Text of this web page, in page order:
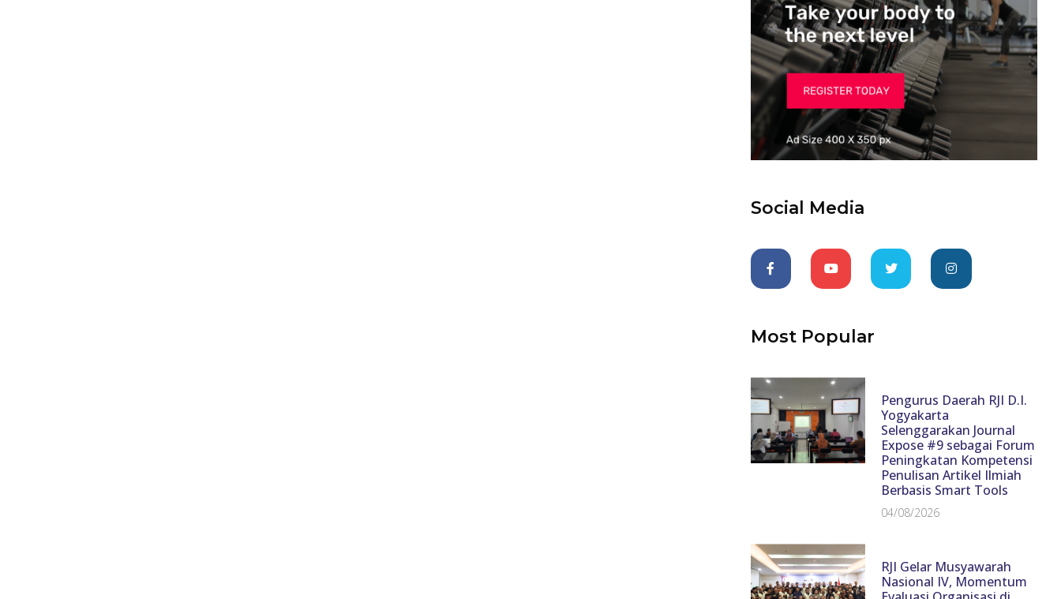
Social Media
Most Popular
Pengurus Daerah RJI D.I.
Yogyakarta
Selenggarakan Journal
Expose #9 sebagai Forum
Peningkatan Kompetensi
Penulisan Artikel Ilmiah
Berbasis Smart Tools
04/08/2026
RJI Gelar Musyawarah
Nasional IV, Momentum